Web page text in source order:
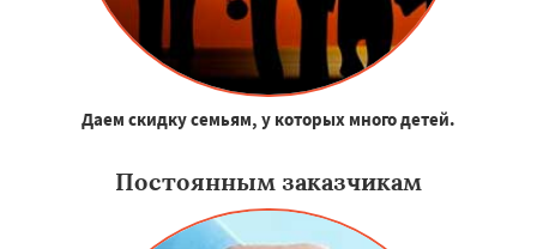
Даем скидку семьям, у которых много детей.
Постоянным заказчикам